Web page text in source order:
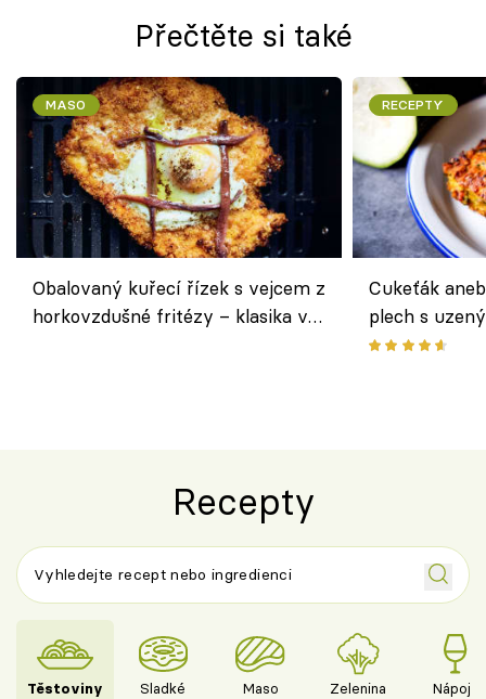
Přečtěte si také
MASO
Obalovaný kuřecí řízek s vejcem z
horkovzdušné fritézy – klasika v
RECEPTY
Cukeťák
plech s
způsob, jak
Recepty
Těstoviny Sladké Maso Zelenina Nápoje